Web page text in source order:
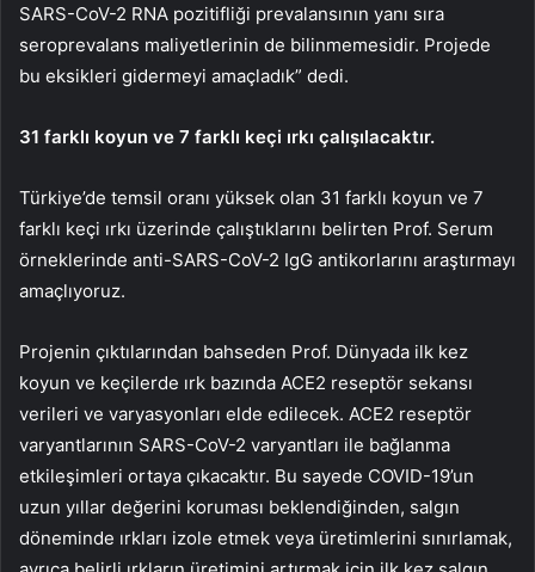
SARS-CoV-2 RNA pozitifliği prevalansının yanı sıra
seroprevalans maliyetlerinin de bilinmemesidir. Projede
bu eksikleri gidermeyi amaçladık” dedi.
31 farklı koyun ve 7 farklı keçi ırkı çalışılacaktır.
Türkiye’de temsil oranı yüksek olan 31 farklı koyun ve 7
farklı keçi ırkı üzerinde çalıştıklarını belirten Prof. Serum
örneklerinde anti-SARS-CoV-2 IgG antikorlarını araştırmayı
amaçlıyoruz.
Projenin çıktılarından bahseden Prof. Dünyada ilk kez
koyun ve keçilerde ırk bazında ACE2 reseptör sekansı
verileri ve varyasyonları elde edilecek. ACE2 reseptör
varyantlarının SARS-CoV-2 varyantları ile bağlanma
etkileşimleri ortaya çıkacaktır. Bu sayede COVID-19’un
uzun yıllar değerini koruması beklendiğinden, salgın
döneminde ırkları izole etmek veya üretimlerini sınırlamak,